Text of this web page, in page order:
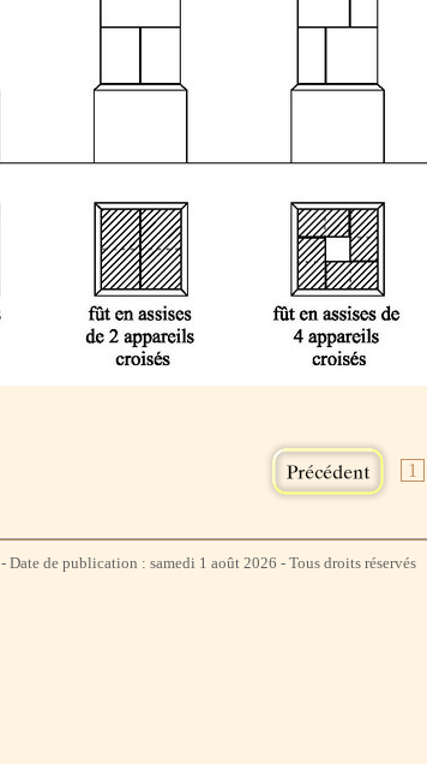
1
- Date de publication : samedi 1 août 2026 - Tous droits réservés